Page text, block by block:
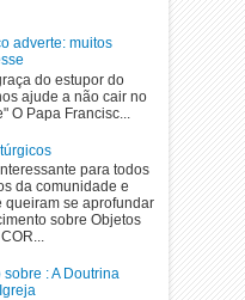
adverte: muitos
do estupor do
ajude a não cair no
O Papa Francisc...
para todos
da comunidade e
queiram se aprofundar
sobre Objetos
sobre : A Doutrina